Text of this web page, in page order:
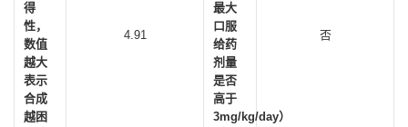
得
性，
数值
越大
表示
合成
越困
4.91
最大
口服
给药
剂量
是否
高于
3mg/kg/day）
否